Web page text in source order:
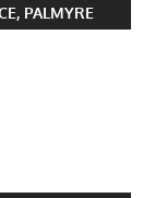
PALMYRE